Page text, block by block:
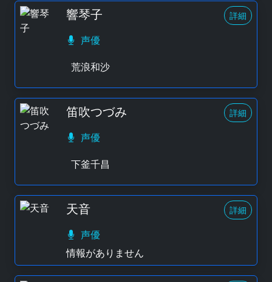
響琴子 詳細
声優
荒浪和沙
笛吹つづみ 詳細
声優
下釜千昌
天音 詳細
声優
情報がありません